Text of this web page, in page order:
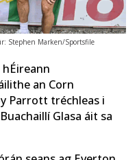
Stephen Marken/Sportsfile
an Corn
Parrott tréchleas i
Glasa áit sa